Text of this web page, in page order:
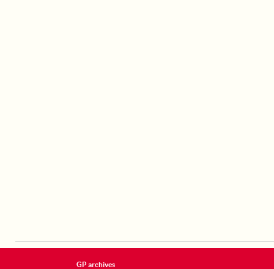
GP archives